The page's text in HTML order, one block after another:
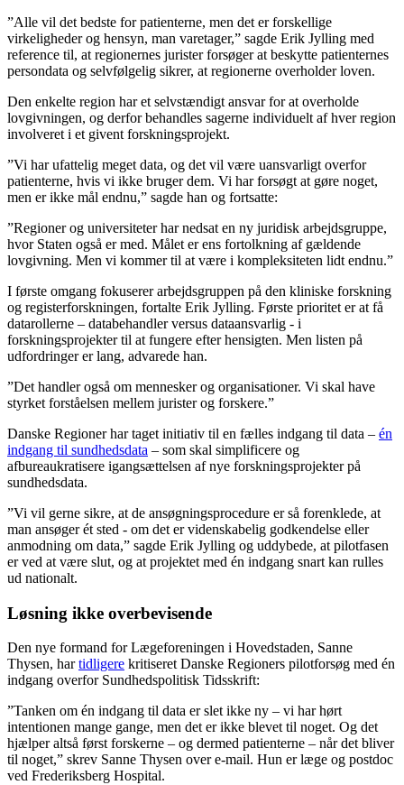
”Alle vil det bedste for patienterne, men det er forskellige
virkeligheder og hensyn, man varetager,” sagde Erik Jylling med
reference til, at regionernes jurister forsøger at beskytte patienternes
persondata og selvfølgelig sikrer, at regionerne overholder loven.
Den enkelte region har et selvstændigt ansvar for at overholde
lovgivningen, og derfor behandles sagerne individuelt af hver region
involveret i et givent forskningsprojekt.
”Vi har ufattelig meget data, og det vil være uansvarligt overfor
patienterne, hvis vi ikke bruger dem. Vi har forsøgt at gøre noget,
men er ikke mål endnu,” sagde han og fortsatte:
”Regioner og universiteter har nedsat en ny juridisk arbejdsgruppe,
hvor Staten også er med. Målet er ens fortolkning af gældende
lovgivning. Men vi kommer til at være i kompleksiteten lidt endnu.”
I første omgang fokuserer arbejdsgruppen på den kliniske forskning
og registerforskningen, fortalte Erik Jylling. Første prioritet er at få
datarollerne – databehandler versus dataansvarlig - i
forskningsprojekter til at fungere efter hensigten. Men listen på
udfordringer er lang, advarede han.
”Det handler også om mennesker og organisationer. Vi skal have
styrket forståelsen mellem jurister og forskere.”
Danske Regioner har taget initiativ til en fælles indgang til data – én
indgang til sundhedsdata – som skal simplificere og
afbureaukratisere igangsættelsen af nye forskningsprojekter på
sundhedsdata.
”Vi vil gerne sikre, at de ansøgningsprocedure er så forenklede, at
man ansøger ét sted - om det er videnskabelig godkendelse eller
anmodning om data,” sagde Erik Jylling og uddybede, at pilotfasen
er ved at være slut, og at projektet med én indgang snart kan rulles
ud nationalt.
Løsning ikke overbevisende
Den nye formand for Lægeforeningen i Hovedstaden, Sanne
Thysen, hartidligere kritiseret Danske Regioners pilotforsøg med én
indgang overfor Sundhedspolitisk Tidsskrift:
”Tanken om én indgang til data er slet ikke ny – vi har hørt
intentionen mange gange, men det er ikke blevet til noget. Og det
hjælper altså først forskerne – og dermed patienterne – når det bliver
til noget,” skrev Sanne Thysen over e-mail. Hun er læge og postdoc
ved Frederiksberg Hospital.